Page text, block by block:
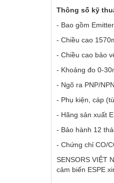
Thông số kỹ
- Bao gồm
- Chiều cao
- Chiều cao bảo
- Khoảng đo 0-
- Ngõ ra PNP/NPN
- Phụ kiện, cáp
- Hãng sản xuất
- Bảo hành 12
- Chứng chỉ CO/
SENSORS VIỆT
cảm biến ESPE